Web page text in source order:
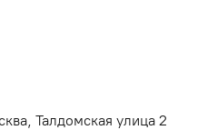
Талдомская улица 2